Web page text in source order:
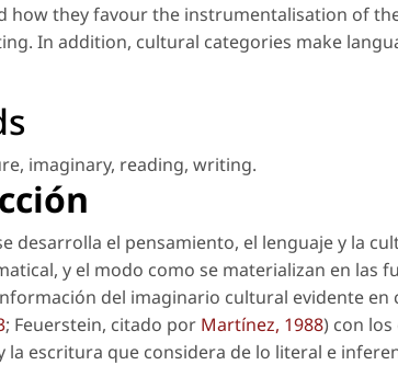
how they favour the instrumentalisation of
In addition, cultural categories make
, imaginary, reading, writing.
desarrolla el pensamiento, el lenguaje y la
y el modo como se materializan en las
del imaginario cultural evidente en
; Feuerstein, citado por Martínez, 1988) con
la escritura que considera de lo literal e